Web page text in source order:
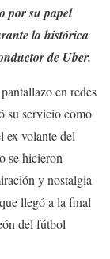
por su papel
la histórica
de Uber.
en redes
su servicio como
ex volante del
se hicieron
y nostalgia
llegó a la final
del fútbol